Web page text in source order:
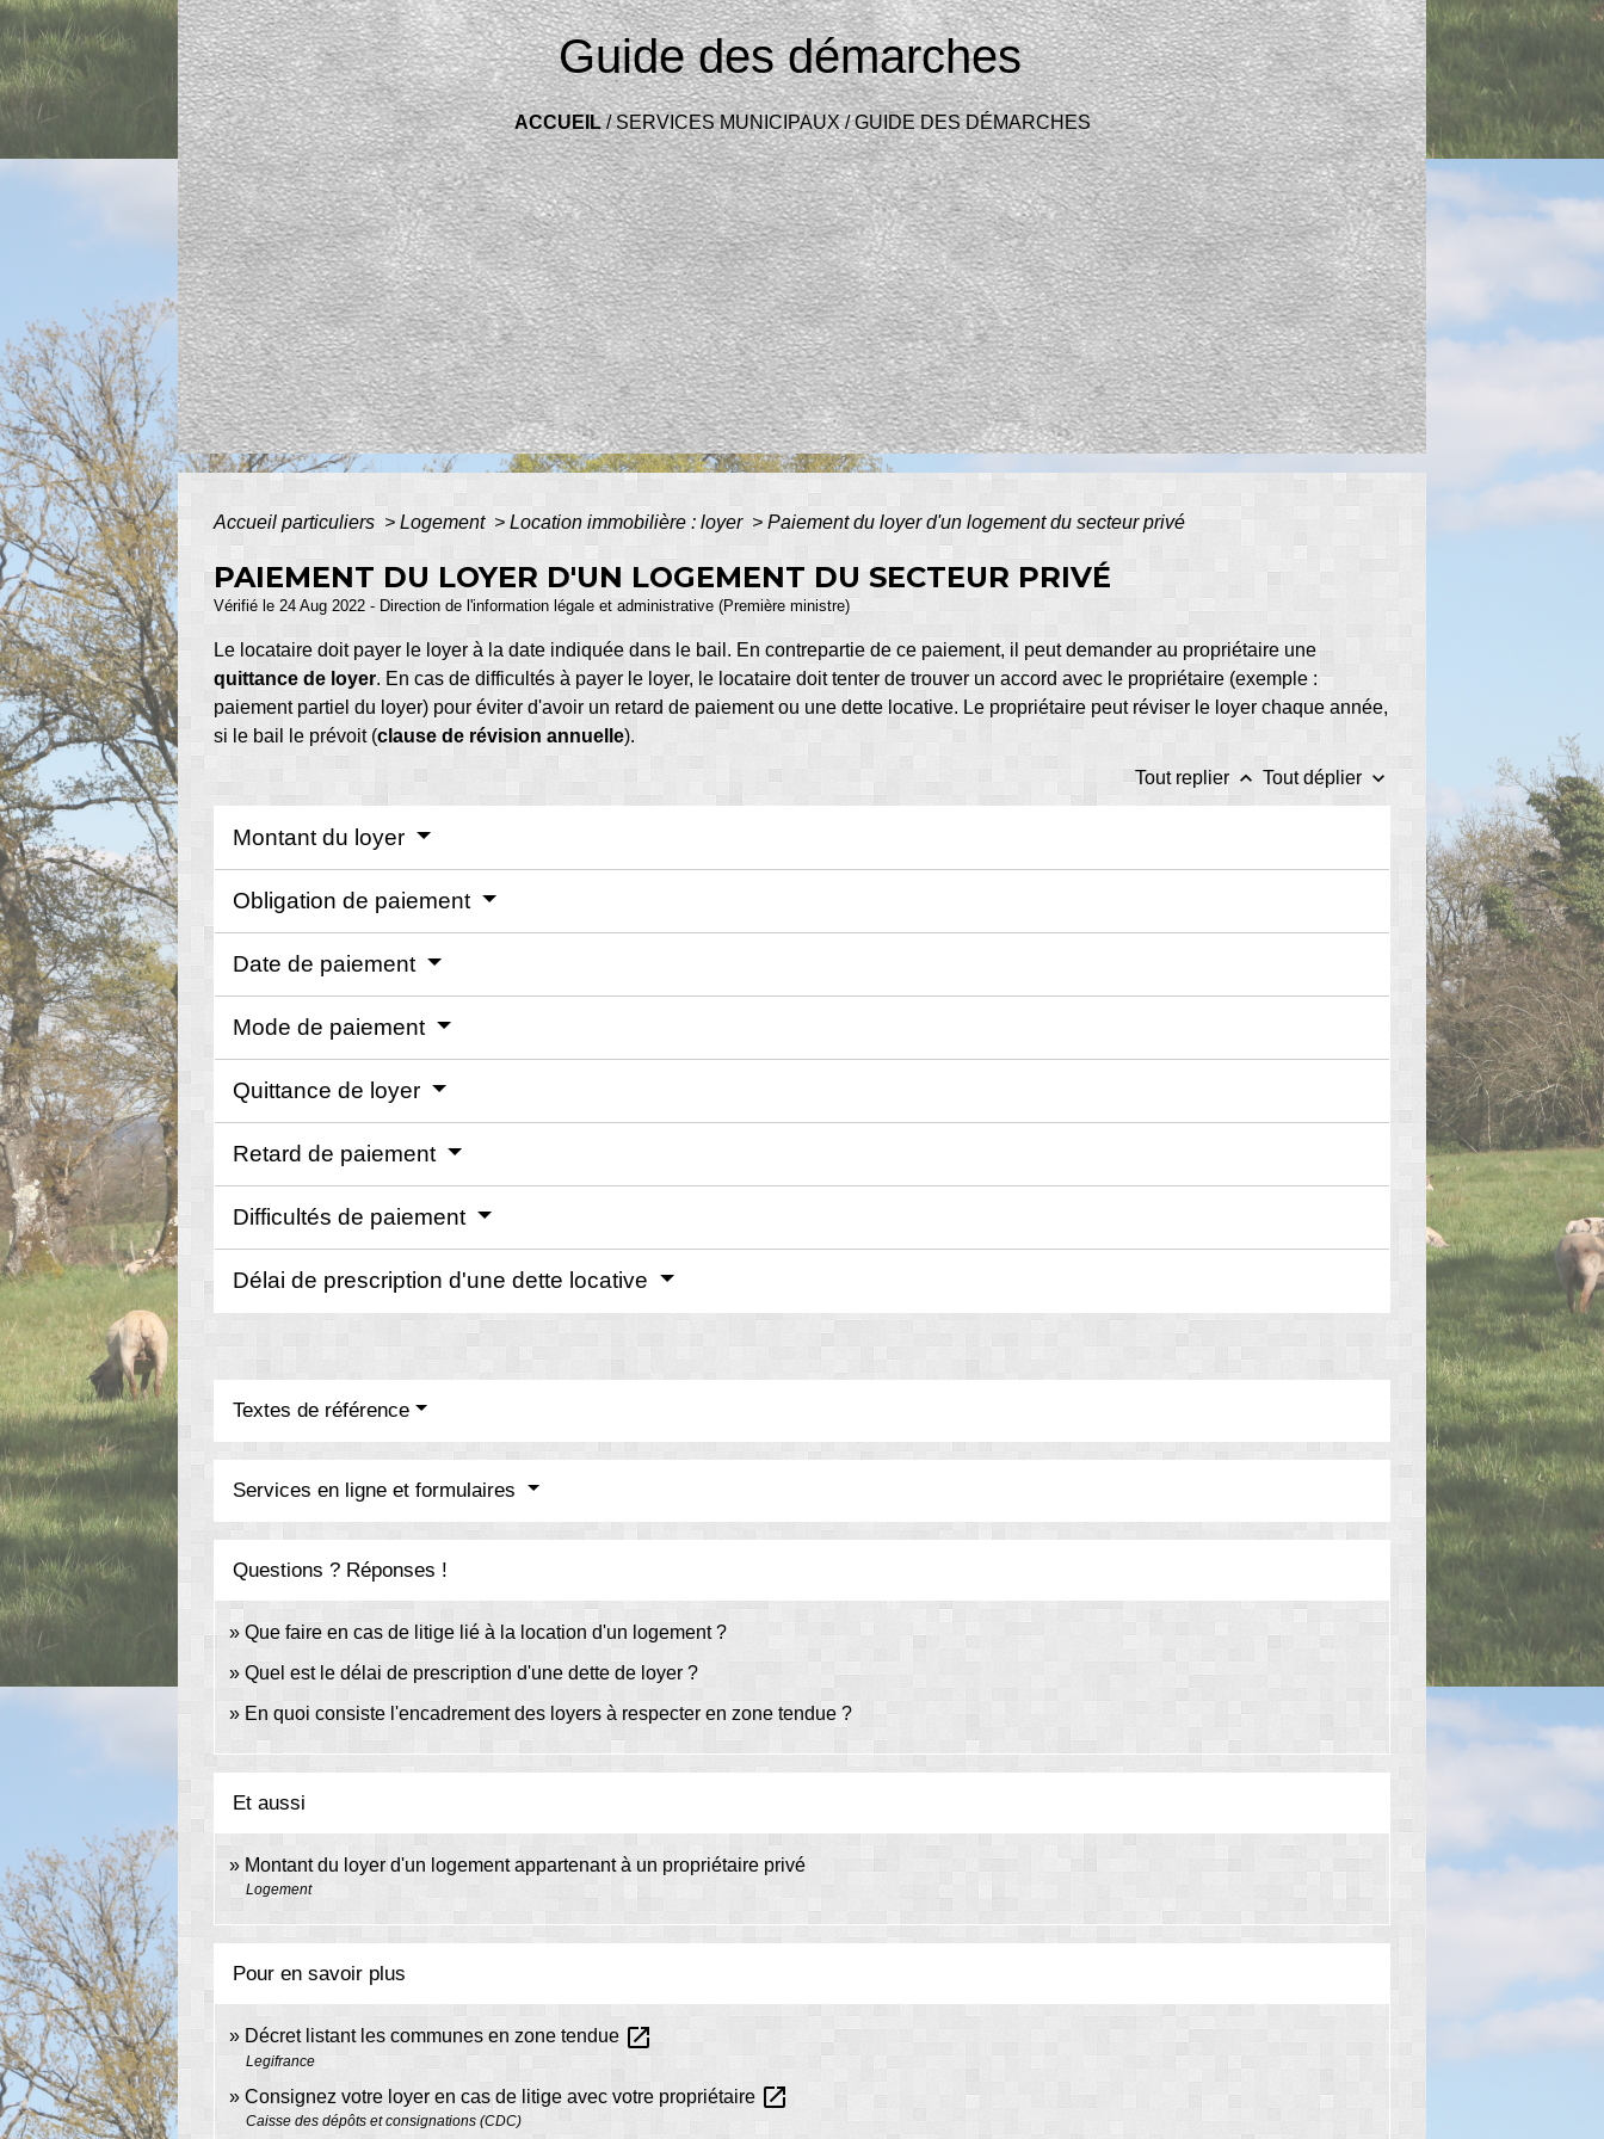
Guide des démarches
ACCUEIL/SERVICES MUNICIPAUX/GUIDE DES DÉMARCHES
Accueil particuliers > Logement > Location immobilière : loyer > Paiement du loyer d'un logement du secteur privé
PAIEMENT DU LOYER D'UN LOGEMENT DU SECTEUR PRIVÉ
Vérifié le 24 Aug 2022 - Direction de l'information légale et administrative (Première ministre)
Le locataire doit payer le loyer à la date indiquée dans le bail. En contrepartie de ce paiement, il peut demander au propriétaire une
quittance de loyer. En cas de difficultés à payer le loyer, le locataire doit tenter de trouver un accord avec le propriétaire (exemple :
paiement partiel du loyer) pour éviter d'avoir un retard de paiement ou une dette locative. Le propriétaire peut réviser le loyer chaque année,
si le bail le prévoit (clause de révision annuelle).
Tout replier keyboard_arrow_up Tout déplier keyboard_arrow_down
Montant du loyer
Obligation de paiement
Date de paiement
Mode de paiement
Quittance de loyer
Retard de paiement
Difficultés de paiement
Délai de prescription d'une dette locative
Textes de référence
Services en ligne et formulaires
Questions ? Réponses !
Que faire en cas de litige lié à la location d'un logement ?
Quel est le délai de prescription d'une dette de loyer ?
En quoi consiste l'encadrement des loyers à respecter en zone tendue ?
Et aussi
Montant du loyer d'un logement appartenant à un propriétaire privé
Logement
Pour en savoir plus
Décret listant les communes en zone tendue open_in_new
Legifrance
Consignez votre loyer en cas de litige avec votre propriétaire open_in_new
Caisse des dépôts et consignations (CDC)